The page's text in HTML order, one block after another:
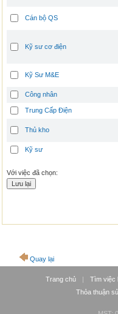
Cán bộ QS
Kỹ sư cơ điện
Kỹ Sư M&E
Công nhân
Trung Cấp Điện
Thủ kho
Kỹ sư
Với việc đã chọn:
Quay lại
Trang chủ | Tìm việc
Thỏa thuận